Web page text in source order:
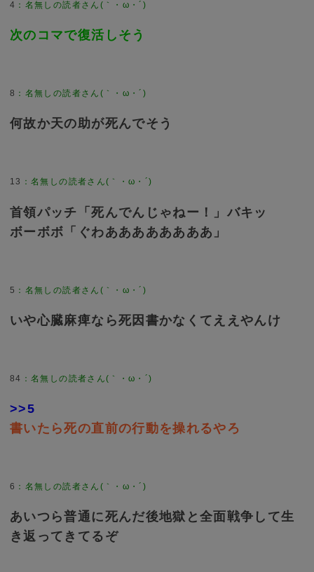
4
次のコマで復活しそう
8
何故か天の助が死んでそう
13
首領パッチ「死んでんじゃねー！」バキッ
ボーボボ「ぐわああああああああ」
5
いや心臓麻痺なら死因書かなくてええやんけ
84
>>5
書いたら死の直前の行動を操れるやろ
6
あいつら普通に死んだ後地獄と全面戦争して生
き返ってきてるぞ